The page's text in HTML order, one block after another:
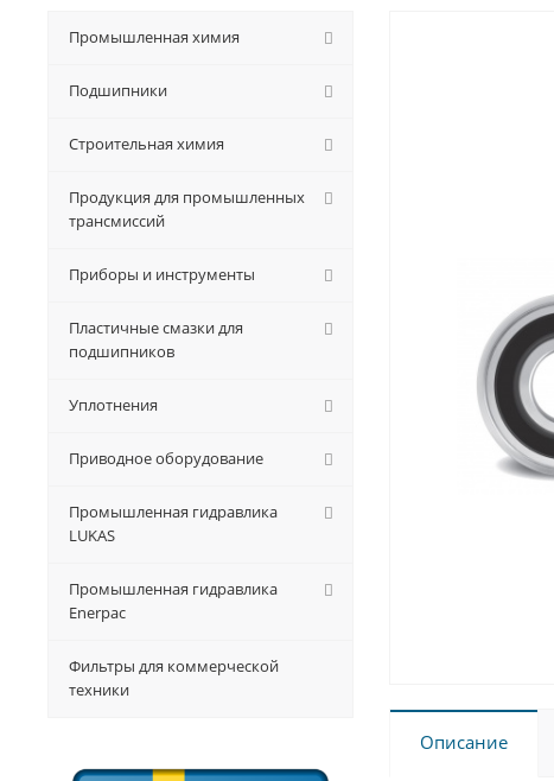
Описание
Промышленная химия
Подшипники
Строительная химия
Продукция для промышленных
трансмиссий
Приборы и инструменты
Пластичные смазки для
подшипников
Уплотнения
Приводное оборудование
Промышленная гидравлика
LUKAS
Промышленная гидравлика
Enerpac
Фильтры для коммерческой
техники